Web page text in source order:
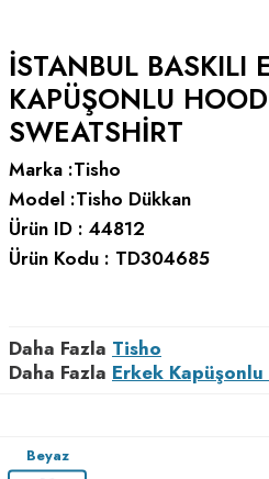
İSTANBUL BASKILI
KAPÜŞONLU
SWEATSHIRT
Marka :Tisho
Model :Tisho Dükkan
Ürün ID : 44812
Ürün Kodu : TD304685
Daha Fazla Tisho
Daha Fazla Erkek Kapüşonlu
Beyaz